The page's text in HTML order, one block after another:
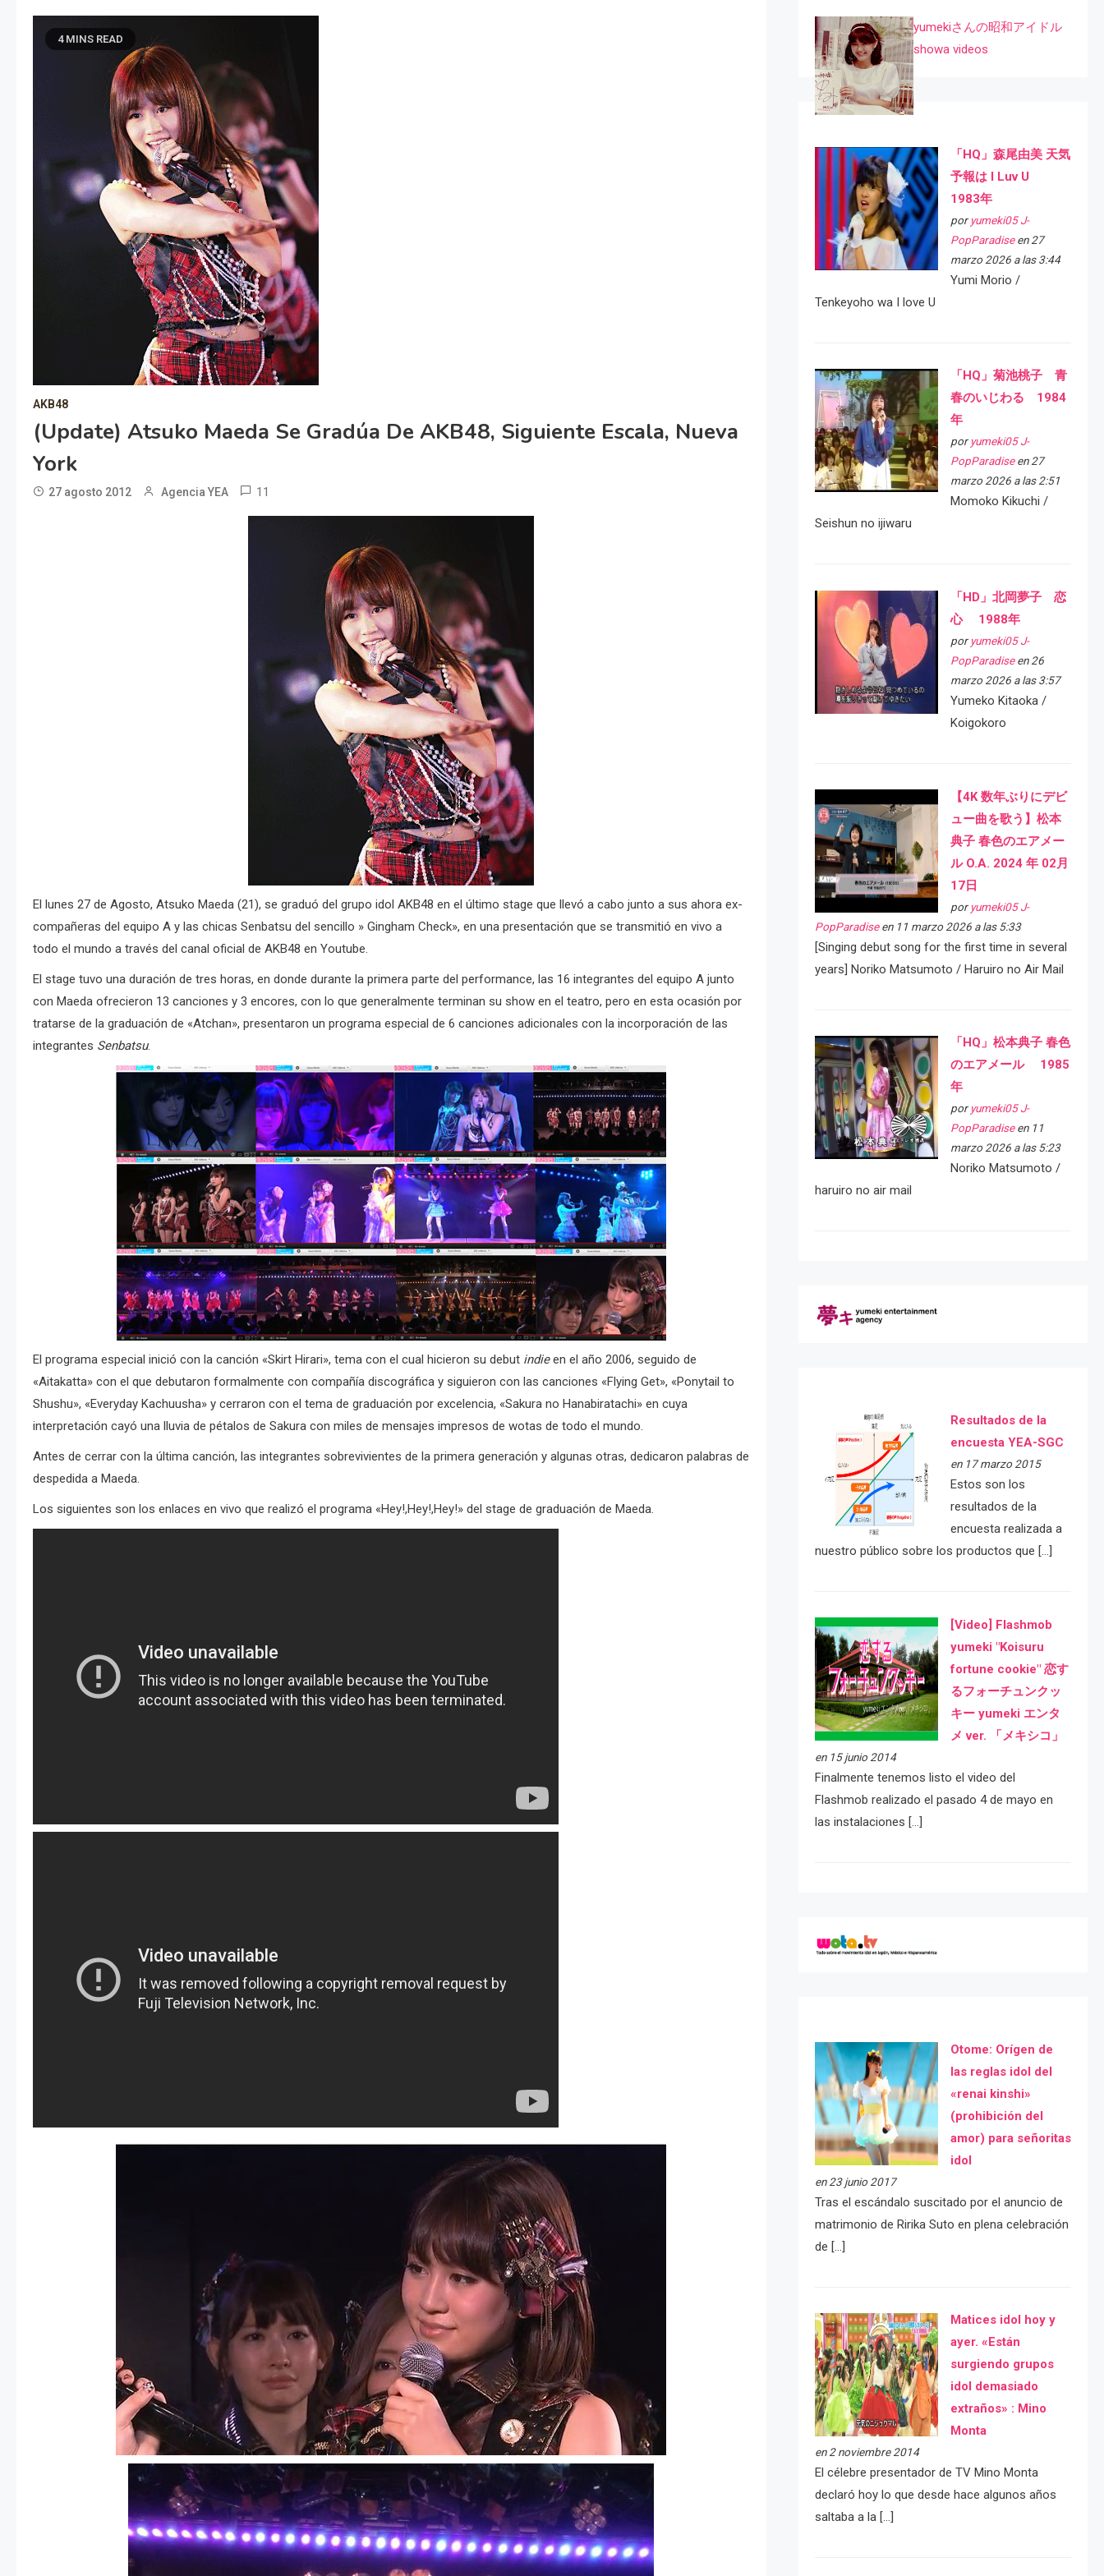
4 MINS READ
AKB48
(Update) Atsuko Maeda Se Gradúa De AKB48, Siguiente Escala, Nueva
York
27 agosto 2012 Agencia YEA 11
El lunes 27 de Agosto, Atsuko Maeda (21), se graduó del grupo idol AKB48 en el último stage que llevó a cabo junto a sus ahora ex-
compañeras del equipo A y las chicas Senbatsu del sencillo » Gingham Check», en una presentación que se transmitió en vivo a
todo el mundo a través del canal oficial de AKB48 en Youtube.
El stage tuvo una duración de tres horas, en donde durante la primera parte del performance, las 16 integrantes del equipo A junto
con Maeda ofrecieron 13 canciones y 3 encores, con lo que generalmente terminan su show en el teatro, pero en esta ocasión por
tratarse de la graduación de «Atchan», presentaron un programa especial de 6 canciones adicionales con la incorporación de las
integrantes Senbatsu.
El programa especial inició con la canción «Skirt Hirari», tema con el cual hicieron su debut indieen el año 2006, seguido de
«Aitakatta» con el que debutaron formalmente con compañía discográfica y siguieron con las canciones «Flying Get», «Ponytail to
Shushu», «Everyday Kachuusha» y cerraron con el tema de graduación por excelencia, «Sakura no Hanabiratachi» en cuya
interpretación cayó una lluvia de pétalos de Sakura con miles de mensajes impresos de wotas de todo el mundo.
Antes de cerrar con la última canción, las integrantes sobrevivientes de la primera generación y algunas otras, dedicaron palabras de
despedida a Maeda.
Los siguientes son los enlaces en vivo que realizó el programa «Hey!,Hey!,Hey!» del stage de graduación de Maeda.
yumekiさんの昭和アイドル
showa videos
「HQ」森尾由美 天気
予報は I Luv U
1983年
por yumeki05 J-
PopParadiseen 27
marzo 2026 a las 3:44
Yumi Morio /
Tenkeyoho wa I love U
「HQ」菊池桃子 青
春のいじわる 1984
年
por yumeki05 J-
PopParadiseen 27
marzo 2026 a las 2:51
Momoko Kikuchi /
Seishun no ijiwaru
「HD」北岡夢子 恋
心 1988年
por yumeki05 J-
PopParadiseen 26
marzo 2026 a las 3:57
Yumeko Kitaoka /
Koigokoro
【4K 数年ぶりにデビ
ュー曲を歌う】松本
典子 春色のエアメー
ル O.A. 2024 年 02月
17日
por yumeki05 J-
PopParadiseen 11 marzo 2026 a las 5:33
[Singing debut song for the first time in several
years] Noriko Matsumoto / Haruiro no Air Mail
「HQ」松本典子 春色
のエアメール 1985
年
por yumeki05 J-
PopParadiseen 11
marzo 2026 a las 5:23
Noriko Matsumoto /
haruiro no air mail
Resultados de la
encuesta YEA-SGC
en 17 marzo 2015
Estos son los
resultados de la
encuesta realizada a
nuestro público sobre los productos que […]
[Video] Flashmob
yumeki "Koisuru
fortune cookie" 恋す
るフォーチュンクッ
キー yumeki エンタ
メ ver. 「メキシコ」
en 15 junio 2014
Finalmente tenemos listo el video del
Flashmob realizado el pasado 4 de mayo en
las instalaciones […]
Otome: Orígen de
las reglas idol del
«renai kinshi»
(prohibición del
amor) para señoritas
idol
en 23 junio 2017
Tras el escándalo suscitado por el anuncio de
matrimonio de Ririka Suto en plena celebración
de […]
Matices idol hoy y
ayer. «Están
surgiendo grupos
idol demasiado
extraños» : Mino
Monta
en 2 noviembre 2014
El célebre presentador de TV Mino Monta
declaró hoy lo que desde hace algunos años
saltaba a la […]